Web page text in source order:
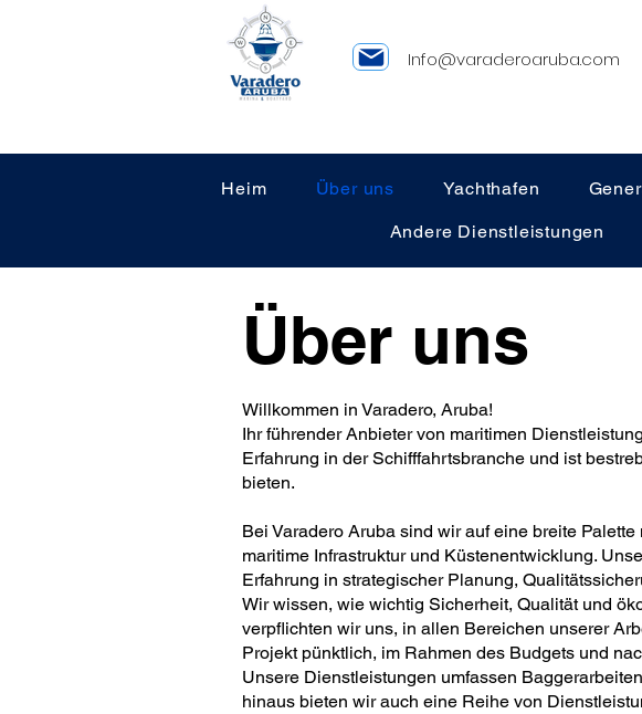
Info@varaderoaruba.com
Über uns
Willkommen in Varadero, Aruba!
Ihr führender Anbieter von maritimen
Erfahrung in der Schifffahrtsbranche und ist
bieten.
Bei Varadero Aruba sind wir auf eine breite
maritime Infrastruktur und Küstenentwicklung.
Erfahrung in strategischer Planung,
Wir wissen, wie wichtig Sicherheit, Qualität und
verpflichten wir uns, in allen Bereichen unserer
Projekt pünktlich, im Rahmen des Budgets und
Unsere Dienstleistungen umfassen
hinaus bieten wir auch eine Reihe von
Heim Über uns Yachthafen
Andere Dienstleistungen